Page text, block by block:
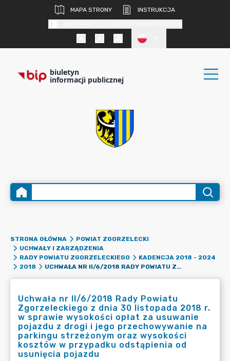
MAPA STRONY
INSTRUKCJA
biuletyn
informacji publicznej
STRONA GŁÓWNA
POWIAT ZGORZELECKI
UCHWAŁY I ZARZĄDZENIA
RADY POWIATU ZGORZELECKIEGO
KADENCJA 2018 - 2024
2018
UCHWAŁA NR II/6/2018 RADY POWIATU ZGORZELECKIEGO Z DNIA 30 LISTOPADA 2018 R. W SPRAWIE WYSOKOŚCI OPŁAT ZA USUWANIE POJAZDU Z DROGI I JEGO PRZECHOWYWANIE NA PARKINGU STRZEŻONYM ORAZ WYSOKOŚCI KOSZTÓW W PRZYPADKU ODSTĄPIENIA OD USUNIĘCIA POJAZDU
Uchwała nr II/6/2018 Rady Powiatu
Zgorzeleckiego z dnia 30 listopada 2018 r.
w sprawie wysokości opłat za usuwanie
pojazdu z drogi i jego przechowywanie na
parkingu strzeżonym oraz wysokości
kosztów w przypadku odstąpienia od
usunięcia pojazdu